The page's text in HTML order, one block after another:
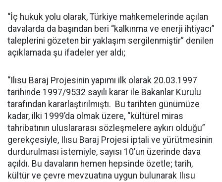
“İç hukuk yolu olarak, Türkiye mahkemelerinde açılan
davalarda da başından beri “kalkınma ve enerji ihtiyacı”
taleplerini gözeten bir yaklaşım sergilenmiştir” denilen
açıklamada şu ifadeler yer aldı;
“Ilısu Baraj Projesinin yapımı ilk olarak 20.03.1997
tarihinde 1997/9532 sayılı karar ile Bakanlar Kurulu
tarafından kararlaştırılmıştı. Bu tarihten günümüze
kadar, ilki 1999’da olmak üzere, “kültürel miras
tahribatının uluslararası sözleşmelere aykırı olduğu”
gerekçesiyle, Ilısu Baraj Projesi iptali ve yürütmesinin
durdurulması istemiyle, sayısı 10’un üzerinde dava
açıldı. Bu davaların hemen hepsinde özetle; tarih,
kültür ve çevre mevzuatına uygun bulunarak Ilısu